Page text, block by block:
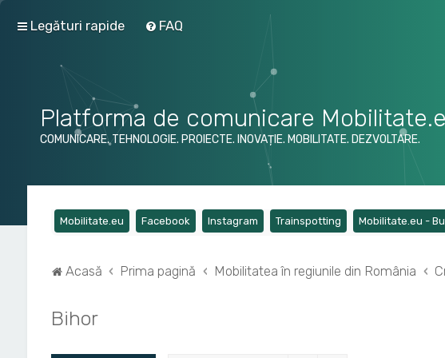
Legături rapide FAQ
Platforma de comunicare
COMUNICARE. TEHNOLOGIE. PROIECTE. INOVAȚIE. MOBILITATE. DEZVOLTARE.
Mobilitate.eu(Opens a new tab)
Facebook(Opens a new tab)
Instagram(Opens a new tab)
Trainspotting(Opens a new tab)
Mobilitate.eu -
Acasă Prima pagină Mobilitatea în regiunile din România
Bihor